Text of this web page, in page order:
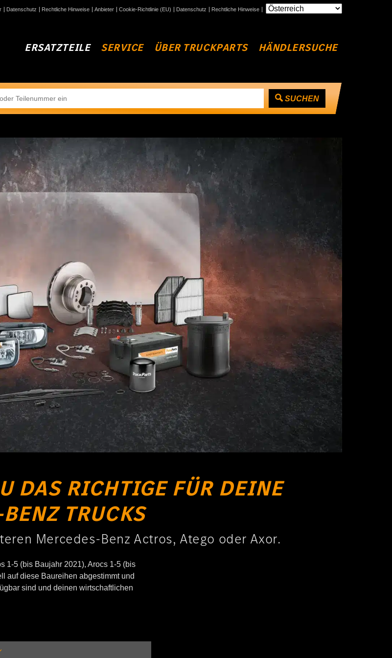
Datenschutz Rechtliche Hinweise Anbieter Cookie-Richtlinie (EU) Datenschutz Rechtliche Hinweise
ERSATZTEILE SERVICE ÜBER TRUCKPARTS HÄNDLERSUCHE
SUCHEN
DAS RICHTIGE FÜR DEINE
TRUCKS
Mercedes-Benz Actros, Atego oder Axor.
1-5 (bis Baujahr 2021), Arocs 1-5 (bis
auf diese Baureihen abgestimmt und
sind und deinen wirtschaftlichen